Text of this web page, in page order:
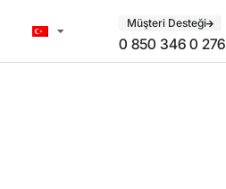
Müşteri Desteği
0 850 346 0 276